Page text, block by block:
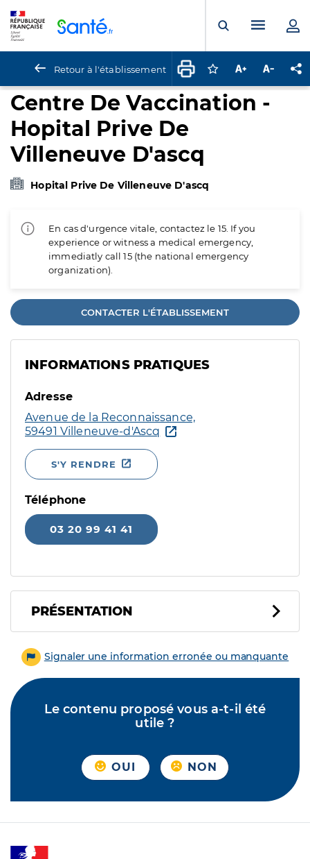
Ouvrir laMenu
Retour à l'établissement Connectez-vous
Augmenter la
Centre De Vaccination -
Hopital Prive De
Villeneuve D'ascq
Hopital Prive De Villeneuve D'ascq
En cas d'urgence vitale, contactez le 15. If you
experience or witness a medical emergency,
immediatly call 15 (the national emergency
organization).
CONTACTER L'ÉTABLISSEMENT
INFORMATIONS PRATIQUES
Adresse
Avenue de la Reconnaissance,
59491 Villeneuve-d'Ascq
S'Y RENDRE
Téléphone
03 20 99 41 41
PRÉSENTATION
Signaler une information erronée ou manquante
Le contenu proposé vous a-t-il été
utile ?
OUI NON